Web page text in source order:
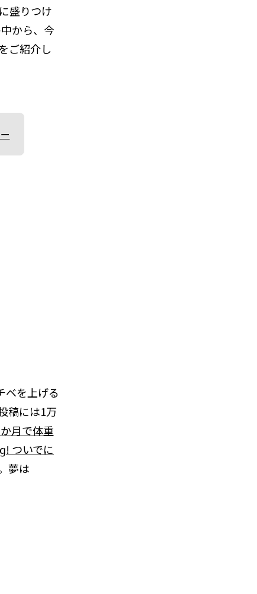
盛りつけ
から、今
ご紹介し
ベを上げる
稿には1万
月で体重
ついでに
夢は